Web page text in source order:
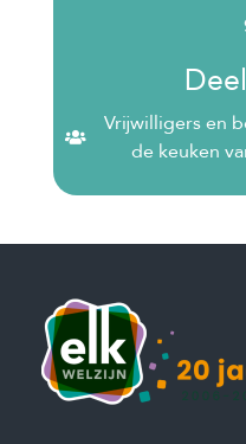
Vrijwilligers en
de keuken